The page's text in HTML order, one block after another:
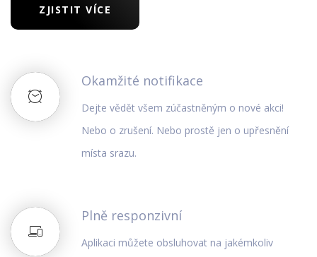
ZJISTIT VÍCE
Okamžité notifikace
Dejte vědět všem zúčastněným o nové akci!
Nebo o zrušení. Nebo prostě jen o upřesnění
místa srazu.
Plně responzivní
Aplikaci můžete obsluhovat na jakémkoliv